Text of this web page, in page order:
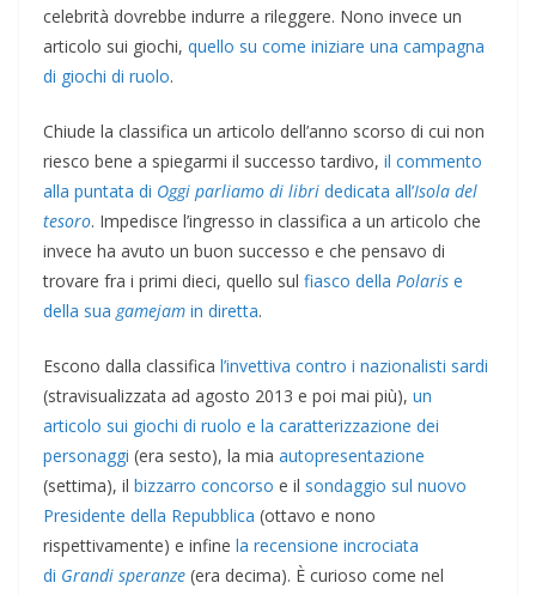
celebrità dovrebbe indurre a rileggere. Nono invece un
articolo sui giochi, quello su come iniziare una campagna
di giochi di ruolo.
Chiude la classifica un articolo dell’anno scorso di cui non
riesco bene a spiegarmi il successo tardivo, il commento
alla puntata di Oggi parliamo di libri dedicata all’Isola del
tesoro. Impedisce l’ingresso in classifica a un articolo che
invece ha avuto un buon successo e che pensavo di
trovare fra i primi dieci, quello sul fiasco della Polaris e
della sua gamejam in diretta.
Escono dalla classifica l’invettiva contro i nazionalisti sardi
(stravisualizzata ad agosto 2013 e poi mai più), un
articolo sui giochi di ruolo e la caratterizzazione dei
personaggi (era sesto), la mia autopresentazione
(settima), il bizzarro concorso e il sondaggio sul nuovo
Presidente della Repubblica (ottavo e nono
rispettivamente) e infine la recensione incrociata
di Grandi speranze (era decima). È curioso come nel